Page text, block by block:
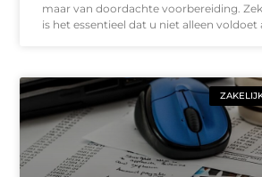
maar van doordachte voorbereiding.
is het essentieel dat u niet alleen voldoet